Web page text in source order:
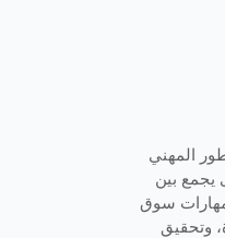
المهني
بين
سوق
وتحقيق